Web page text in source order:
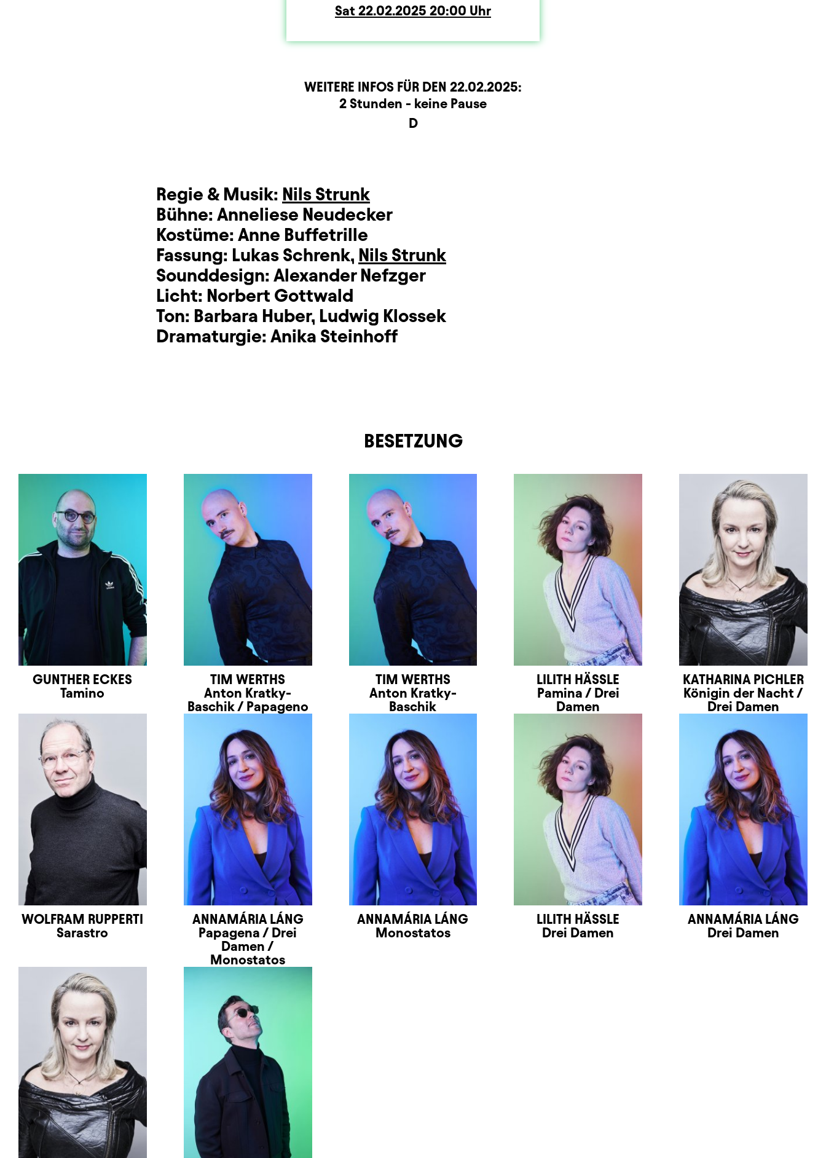
Sat Saturday
22.02.2025 20:00 Uhr
WEITERE INFOS FÜR DEN 22.02.2025:
2 Stunden - keine Pause
D
Regie & Musik: Nils Strunk
Bühne: Anneliese Neudecker
Kostüme: Anne Buffetrille
Fassung: Lukas Schrenk, Nils Strunk
Sounddesign: Alexander Nefzger
Licht: Norbert Gottwald
Ton: Barbara Huber, Ludwig Klossek
Dramaturgie: Anika Steinhoff
BESETZUNG
GUNTHER ECKES
Tamino
TIM WERTHS
Anton Kratky-
Baschik / Papageno
TIM WERTHS
Anton Kratky-
Baschik
LILITH HÄSSLE
Pamina / Drei
Damen
KATHARINA PICHLER
Königin der Nacht /
Drei Damen
WOLFRAM RUPPERTI
Sarastro
ANNAMÁRIA LÁNG
Papagena / Drei
Damen /
Monostatos
ANNAMÁRIA LÁNG
Monostatos
LILITH HÄSSLE
Drei Damen
ANNAMÁRIA LÁNG
Drei Damen